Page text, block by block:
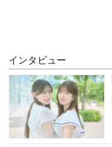
インタビュー